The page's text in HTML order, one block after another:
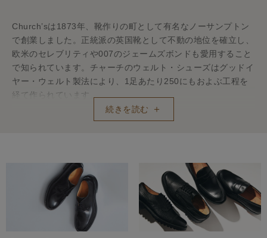
続きを読む
Church’sは1873年、靴作りの町として有名なノーサンプトン
で創業しました。正統派の英国靴として不動の地位を確立し、
欧米のセレブリティや007のジェームズボンドも愛用すること
で知られています。チャーチのウェルト・シューズはグッドイ
ヤー・ウェルト製法により、1足あたり250にもおよぶ工程を
経て作られています。